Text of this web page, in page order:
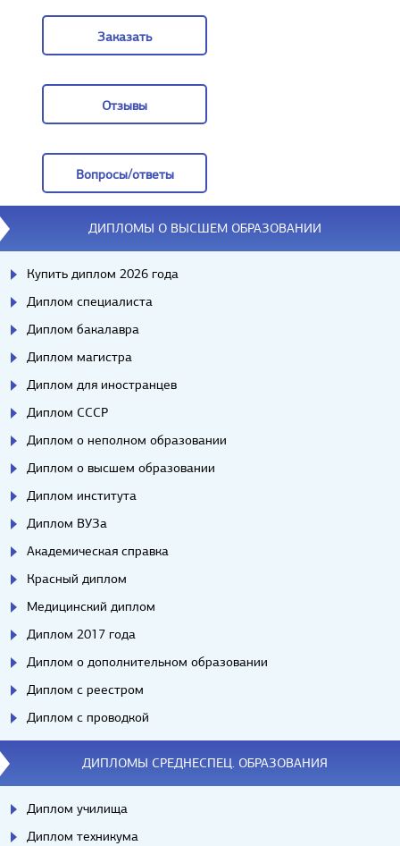
Заказать
Отзывы
Вопросы/ответы
Вопросы/ответы
ДИПЛОМЫ О ВЫСШЕМ ОБРАЗОВАНИИ
Купить диплом 2026 года
Диплом специалиста
Диплом бакалавра
Диплом магистра
Диплом для иностранцев
Диплом СССР
Диплом о неполном образовании
Диплом о высшем образовании
Диплом института
Диплом ВУЗа
Академическая справка
Красный диплом
Медицинский диплом
Диплом 2017 года
Диплом о дополнительном образовании
Диплом с реестром
Диплом с проводкой
ДИПЛОМЫ СРЕДНЕСПЕЦ. ОБРАЗОВАНИЯ
Диплом училища
Диплом техникума